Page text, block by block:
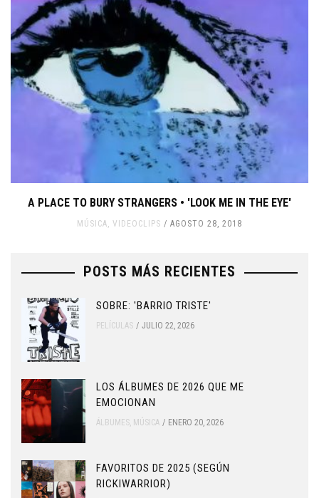
A PLACE TO BURY STRANGERS • 'LOOK ME IN THE EYE'
MÚSICA, VIDEOCLIPS AGOSTO 28, 2018
POSTS MÁS RECIENTES
SOBRE: 'BARRIO TRISTE'
PELÍCULAS JULIO 22, 2026
LOS ÁLBUMES DE 2026 QUE ME
EMOCIONAN
ÁLBUMES, MÚSICA ENERO 20, 2026
FAVORITOS DE 2025 (SEGÚN
RICKIWARRIOR)